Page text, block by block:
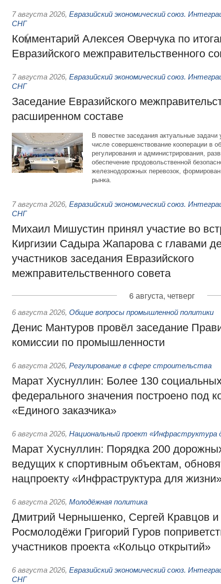
7 августа 2026, Евразийский экономический союз.
СНГ
Комментарий Алексея Оверчука по
Евразийского межправительственного
7 августа 2026, Евразийский экономический союз.
СНГ
Заседание Евразийского
расширенном составе
В повестке заседания актуальные задачи
числе совершенствование кооперации в
регулирования и администрирования,
обеспечение продовольственной
железнодорожных перевозок,
рынка.
7 августа 2026, Евразийский экономический союз.
СНГ
Михаил Мишустин принял участие во
Киргизии Садыра Жапарова с главами
участников заседания Евразийского
межправительственного совета
6 августа, четверг
6 августа 2026, Общие вопросы промышленной политики
Денис Мантуров провёл заседание
комиссии по промышленности
6 августа 2026, Регулирование в сфере строительства
Марат Хуснуллин: Более 130
федерального значения построено под
«Единого заказчика»
6 августа 2026, Национальный проект «Инфраструктура
Марат Хуснуллин: Порядка 200
ведущих к спортивным объектам,
нацпроекту «Инфраструктура для
6 августа 2026, Молодёжная политика
Дмитрий Чернышенко, Сергей Кравцов и
Росмолодёжи Григорий Гуров
участников проекта «Кольцо открытий»
6 августа 2026, Евразийский экономический союз.
СНГ